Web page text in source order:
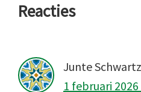
Lees
Reacties
Junte Schwartz
1 februari